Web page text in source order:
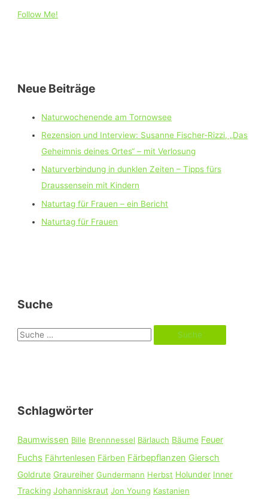
Follow Me!
Neue Beiträge
Naturwochenende am Tornowsee
Rezension und Interview: Susanne Fischer-Rizzi, „Das
Geheimnis deines Ortes“ – mit Verlosung
Naturverbindung in dunklen Zeiten – Tipps fürs
Draussensein mit Kindern
Naturtag für Frauen – ein Bericht
Naturtag für Frauen
Suche
S
n
a
c
h
:
Schlagwörter
Baumwissen Bille Brennnessel Bärlauch Bäume Feuer
Fuchs Fährtenlesen Färben Färbepflanzen Giersch
Goldrute Graureiher Gundermann Herbst Holunder Inner
Tracking Johanniskraut Jon Young Kastanien